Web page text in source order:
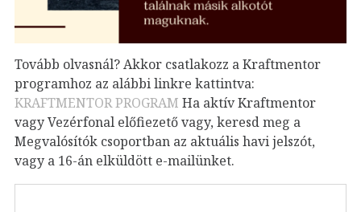
Tovább olvasnál? Akkor csatlakozz a Kraftmentor
programhoz az alábbi linkre kattintva:
KRAFTMENTOR PROGRAM Ha aktív Kraftmentor
vagy Vezérfonal előfiezető vagy, keresd meg a
Megvalósítók csoportban az aktuális havi jelszót,
vagy a 16-án elküldött e-mailünket.